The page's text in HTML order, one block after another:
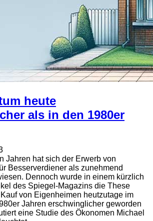
heute
als in den 1980er
Jahren hat sich der Erwerb von
Besserverdiener als zunehmend
Dennoch wurde in einem kürzlich
des Spiegel-Magazins die These
von Eigenheimen heutzutage im
Jahren erschwinglicher geworden
eine Studie des Ökonomen Michael